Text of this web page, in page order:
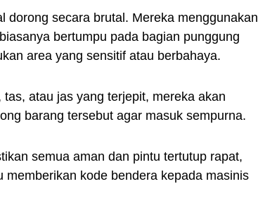
dorong secara brutal. Mereka menggunakan
bertumpu pada bagian punggung
area yang sensitif atau berbahaya.
tas, atau jas yang terjepit, mereka akan
barang tersebut agar masuk sempurna.
semua aman dan pintu tertutup rapat,
kode bendera kepada masinis